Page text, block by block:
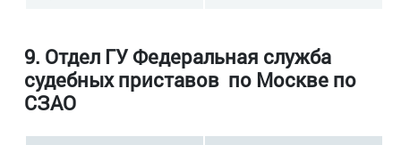
9. Отдел ГУ Федеральная служба
судебных приставов по Москве по
СЗАО